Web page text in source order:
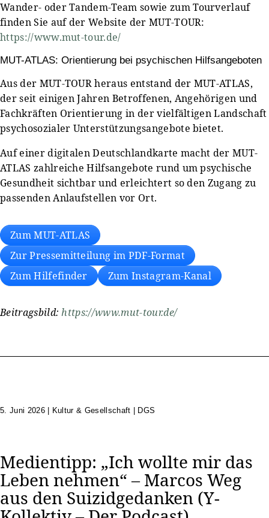
Wander- oder Tandem-Team sowie zum Tourverlauf
finden Sie auf der Website der MUT-TOUR:
https://www.mut-tour.de/
MUT-ATLAS: Orientierung bei psychischen Hilfsangeboten
Aus der MUT-TOUR heraus entstand der MUT-ATLAS,
der seit einigen Jahren Betroffenen, Angehörigen und
Fachkräften Orientierung in der vielfältigen Landschaft
psychosozialer Unterstützungsangebote bietet.
Auf einer digitalen Deutschlandkarte macht der MUT-
ATLAS zahlreiche Hilfsangebote rund um psychische
Gesundheit sichtbar und erleichtert so den Zugang zu
passenden Anlaufstellen vor Ort.
Zum MUT-ATLAS
Zur Pressemitteilung im PDF-Format
Zum Hilfefinder
Zum Instagram-Kanal
Beitragsbild:https://www.mut-tour.de/
5. Juni 2026| Kultur & Gesellschaft | DGS
Medientipp: „Ich wollte mir das
Leben nehmen“ – Marcos Weg
aus den Suizidgedanken (Y-